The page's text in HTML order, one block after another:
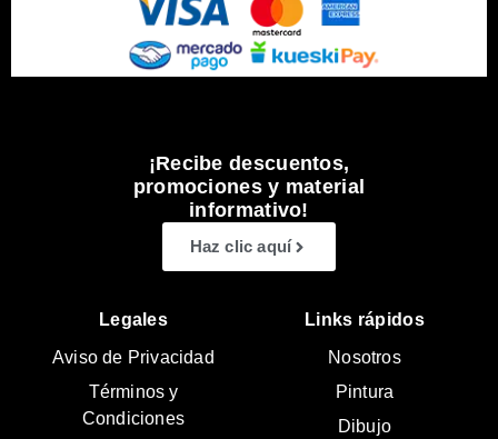
¡Recibe descuentos,
promociones y material
informativo!
Haz clic aquí
Legales
Aviso de Privacidad
Términos y
Condiciones
Links rápidos
Nosotros
Pintura
Dibujo